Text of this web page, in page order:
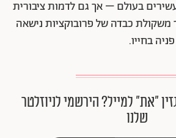
בעולם – אך גם לדמות ציבורית
כבדה של פרובוקציות נישאה
בחייו.
״את״ למייל? הירשמי לניוזלטר
שלנו